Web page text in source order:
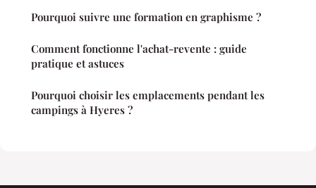
Pourquoi suivre une formation en graphisme ?
Comment fonctionne l'achat-revente : guide
pratique et astuces
Pourquoi choisir les emplacements pendant les
campings à Hyeres ?